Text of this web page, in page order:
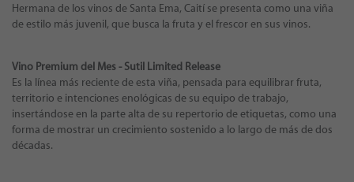
Hermana de los vinos de Santa Ema, Caití se presenta como una viña
de estilo más juvenil, que busca la fruta y el frescor en sus vinos.
Vino Premium del Mes - Sutil Limited Release
Es la línea más reciente de esta viña, pensada para equilibrar fruta,
territorio e intenciones enológicas de su equipo de trabajo,
insertándose en la parte alta de su repertorio de etiquetas, como una
forma de mostrar un crecimiento sostenido a lo largo de más de dos
décadas.